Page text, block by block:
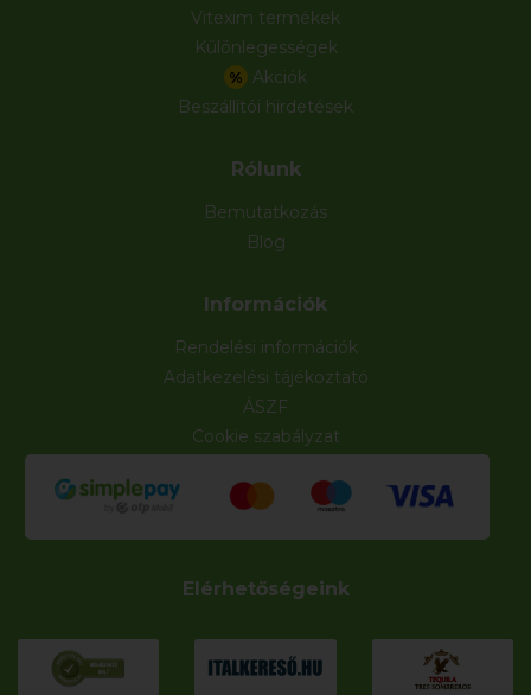
Vitexim termékek
Különlegességek
% Akciók
Beszállítói hirdetések
Rólunk
Bemutatkozás
Blog
Információk
Rendelési információk
Adatkezelési tájékoztató
ÁSZF
Cookie szabályzat
Elérhetőségeink